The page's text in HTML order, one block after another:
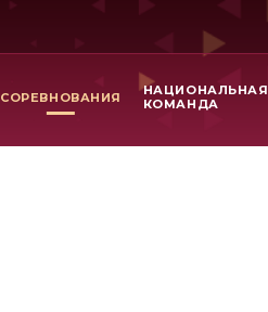
СОРЕВНОВАНИЯ
НАЦИОНАЛЬНАЯ
КОМАНДА